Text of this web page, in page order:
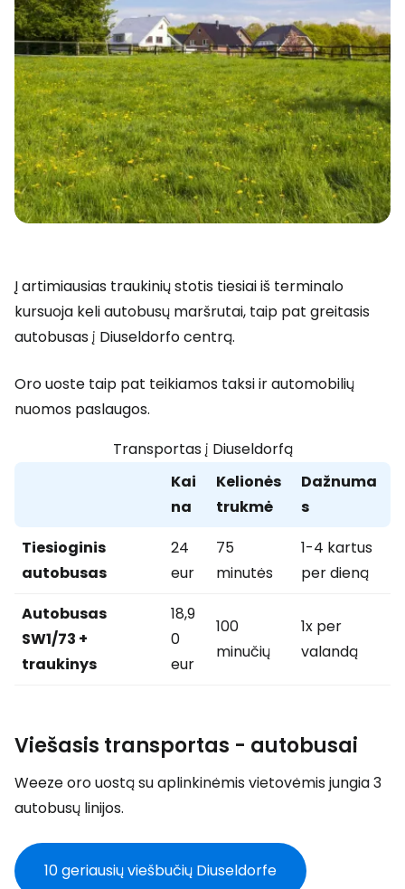
Į artimiausias traukinių stotis tiesiai iš terminalo
kursuoja keli autobusų maršrutai, taip pat greitasis
autobusas į Diuseldorfo centrą.
Oro uoste taip pat teikiamos taksi ir automobilių
nuomos paslaugos.
Transportas į Diuseldorfą
Kai
na
Kelionės
trukmė
Dažnuma
s
Tiesioginis
autobusas
24
eur
75
minutės
1-4 kartus
per dieną
Autobusas
SW1/73 +
traukinys
18,9
0
eur
100
minučių
1x per
valandą
Viešasis transportas - autobusai
Weeze oro uostą su aplinkinėmis vietovėmis jungia 3
autobusų linijos.
10 geriausių viešbučių Diuseldorfe